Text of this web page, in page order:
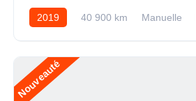
2019 40 900 km Manuelle
Nouveauté